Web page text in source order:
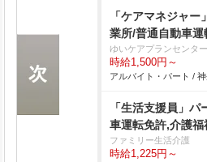
「ケアマネジャ
業所/普通自動車
ゆいケアプランセンター
時給1,500円～
アルバイト・パート /
「生活支援員」
車運転免許,介護
ファミリー生活介護
時給1,225円～